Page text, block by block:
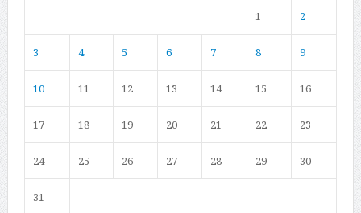
1 2
3 4 5 6 7 8 9
10 11 12 13 14 15 16
17 18 19 20 21 22 23
24 25 26 27 28 29 30
31